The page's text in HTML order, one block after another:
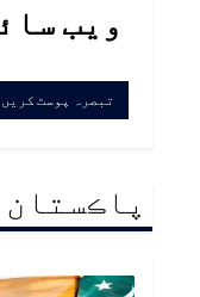
ویب
پاڪستان